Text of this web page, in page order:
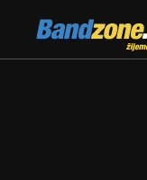
Bandzone.cz
žijeme hudbou